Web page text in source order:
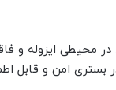
در محیطی ایزوله
بستری امن و قابل